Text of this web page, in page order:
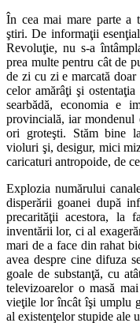
În cea mai mare parte a
ştiri. De informaţii
Revoluţie, nu s-a
prea multe pentru cât de
de zi cu zi e marcată
celor amărâţi şi
searbădă, economia e
provincială, iar mondenul
ori groteşti. Stăm bine
violuri şi, desigur, mici
caricaturi antropoide, de
Explozia numărului
disperării goanei după
precarităţii acestora, la
inventării lor, ci al
mari de a face din rahat
avea despre cine difuza
goale de substanţă, cu
televizoarelor o masă
vieţile lor încât îşi umplu
al existenţelor stupide ale